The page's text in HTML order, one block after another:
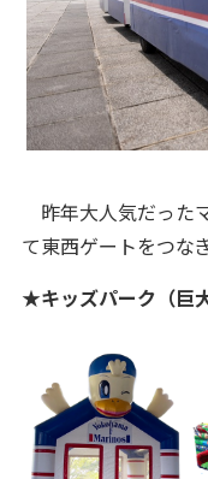
昨年大人気だった
て東西ゲートをつな
★キッズパーク（巨